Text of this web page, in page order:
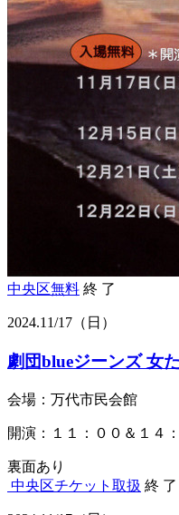
中央区無料 終 了
2024.11/17 （日）
劇団blueジーンズ 女
会場：万代市民会館
開演：１１：００＆１４
裏面あり
中央区チケット取扱 終 了